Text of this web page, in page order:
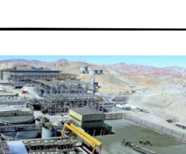
Página
Página
Página